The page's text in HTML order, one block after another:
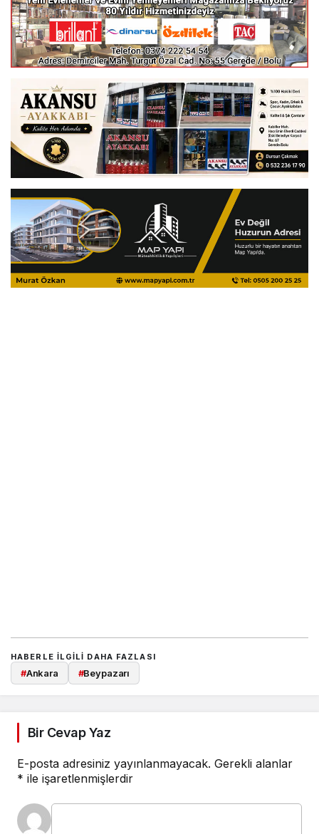
HABERLE ILGILI DAHA FAZLASI
#Ankara #Beypazarı
Bir Cevap Yaz
E-posta adresiniz yayınlanmayacak. Gerekli alanlar
* ile işaretlenmişlerdir